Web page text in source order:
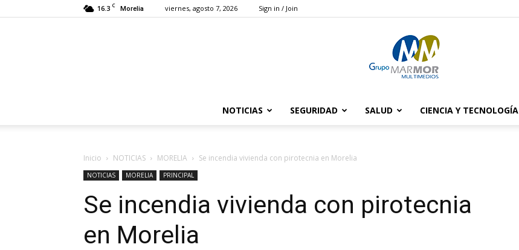
16.3 C Morelia viernes, agosto 7, 2026 Sign in / Join
Marmor
NOTICIAS SEGURIDAD SALUD CIENCIA Y TECNOLOGÍA
Inicio NOTICIAS MORELIA Se incendia vivienda con pirotecnia en Morelia
NOTICIAS MORELIA PRINCIPAL
Se incendia vivienda con pirotecnia
en Morelia